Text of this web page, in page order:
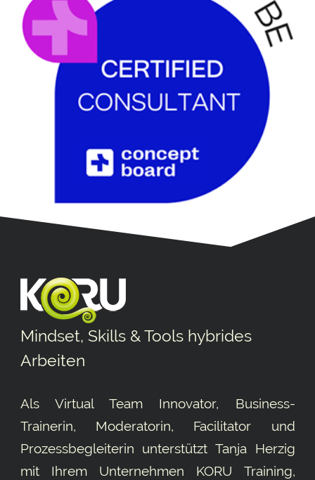
Mindset, Skills & Tools hybrides
Arbeiten
Als Virtual Team Innovator, Business-
Trainerin, Moderatorin, Facilitator und
Prozessbegleiterin unterstützt Tanja Herzig
mit Ihrem Unternehmen KORU Training,